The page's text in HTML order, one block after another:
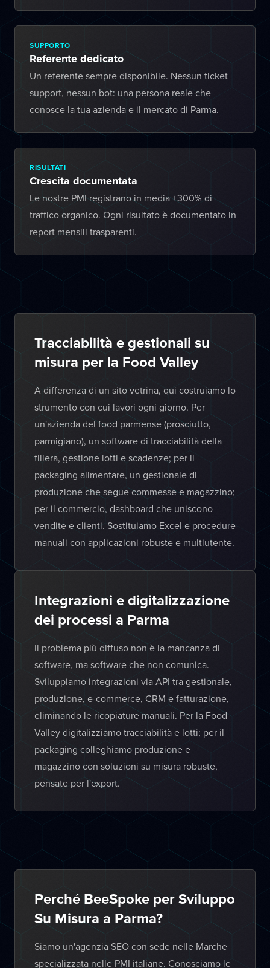
SUPPORTO
Referente dedicato
Un referente sempre disponibile. Nessun ticket
support, nessun bot: una persona reale che
conosce la tua azienda e il mercato di Parma.
RISULTATI
Crescita documentata
Le nostre PMI registrano in media +300% di
traffico organico. Ogni risultato è documentato in
report mensili trasparenti.
Tracciabilità e gestionali su
misura per la Food Valley
A differenza di un sito vetrina, qui costruiamo lo
strumento con cui lavori ogni giorno. Per
un'azienda del food parmense (prosciutto,
parmigiano), un software di tracciabilità della
filiera, gestione lotti e scadenze; per il
packaging alimentare, un gestionale di
produzione che segue commesse e magazzino;
per il commercio, dashboard che uniscono
vendite e clienti. Sostituiamo Excel e procedure
manuali con applicazioni robuste e multiutente.
Integrazioni e digitalizzazione
dei processi a Parma
Il problema più diffuso non è la mancanza di
software, ma software che non comunica.
Sviluppiamo integrazioni via API tra gestionale,
produzione, e-commerce, CRM e fatturazione,
eliminando le ricopiature manuali. Per la Food
Valley digitalizziamo tracciabilità e lotti; per il
packaging colleghiamo produzione e
magazzino con soluzioni su misura robuste,
pensate per l'export.
Perché BeeSpoke per Sviluppo
Su Misura a Parma?
Siamo un'agenzia SEO con sede nelle Marche
specializzata nelle PMI italiane. Conosciamo le